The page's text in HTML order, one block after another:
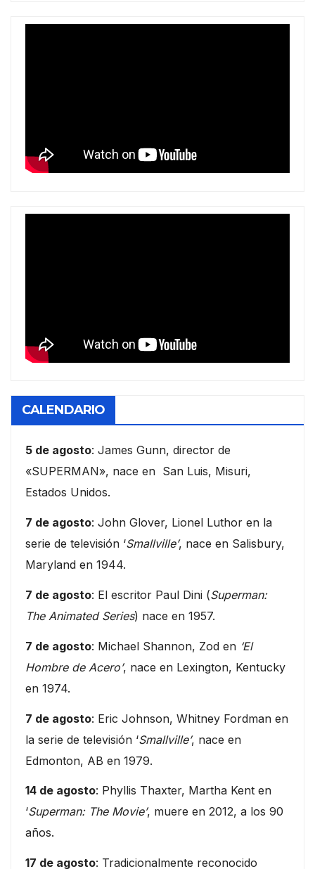
CALENDARIO
5 de agosto: James Gunn, director de
«SUPERMAN», nace en San Luis, Misuri,
Estados Unidos.
7 de agosto: John Glover, Lionel Luthor en la
serie de televisión ‘Smallville’, nace en Salisbury,
Maryland en 1944.
7 de agosto: El escritor Paul Dini (Superman:
The Animated Series) nace en 1957.
7 de agosto: Michael Shannon, Zod en ‘El
Hombre de Acero’, nace en Lexington, Kentucky
en 1974.
7 de agosto: Eric Johnson, Whitney Fordman en
la serie de televisión ‘Smallville’, nace en
Edmonton, AB en 1979.
14 de agosto: Phyllis Thaxter, Martha Kent en
‘Superman: The Movie’, muere en 2012, a los 90
años.
17 de agosto: Tradicionalmente reconocido